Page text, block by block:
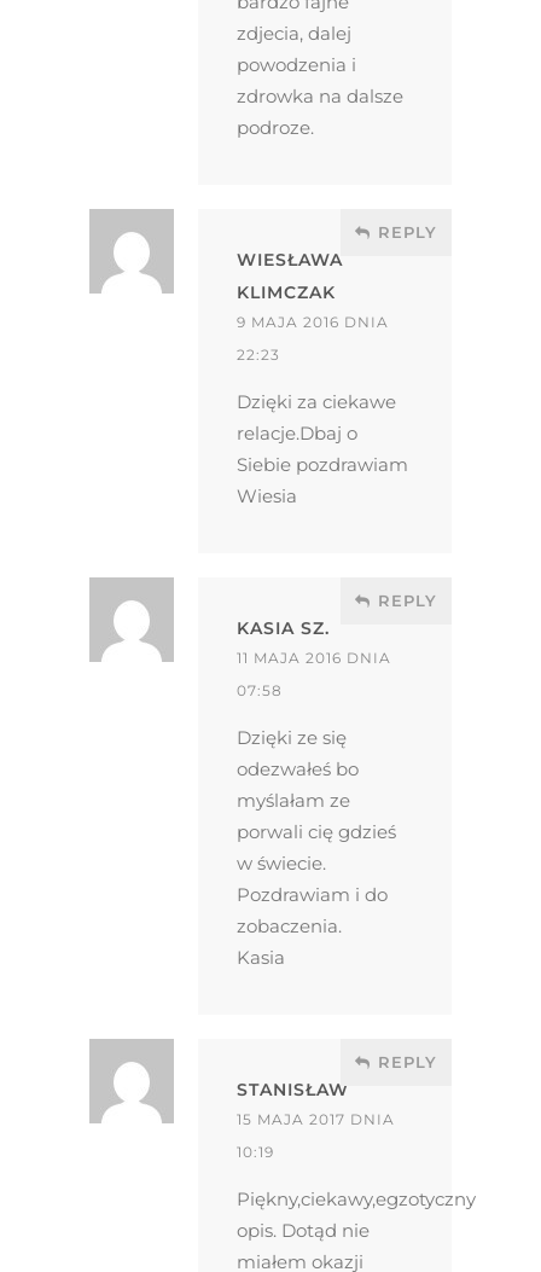
zdjecia, dalej
powodzenia i
zdrowka na dalsze
podroze.
WIESŁAWA
KLIMCZAK
9 MAJA 2016 DNIA
22:23
REPLY
Dzięki za ciekawe
relacje.Dbaj o
Siebie pozdrawiam
Wiesia
KASIA SZ.
11 MAJA 2016 DNIA
07:58
REPLY
Dzięki ze się
odezwałeś bo
myślałam ze
porwali cię gdzieś
w świecie.
Pozdrawiam i do
zobaczenia.
Kasia
STANISŁAW
15 MAJA 2017 DNIA
10:19
REPLY
Piękny,ciekawy,egzotyczny
opis. Dotąd nie
miałem okazji